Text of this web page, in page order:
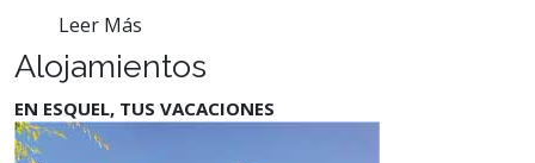
Leer Más
Alojamientos
EN ESQUEL, TUS VACACIONES